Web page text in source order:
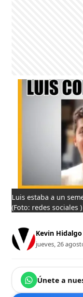
Luis estaba a un
(Foto: redes sociales )
Kevin Hidalgo
jueves, 26
Únete a